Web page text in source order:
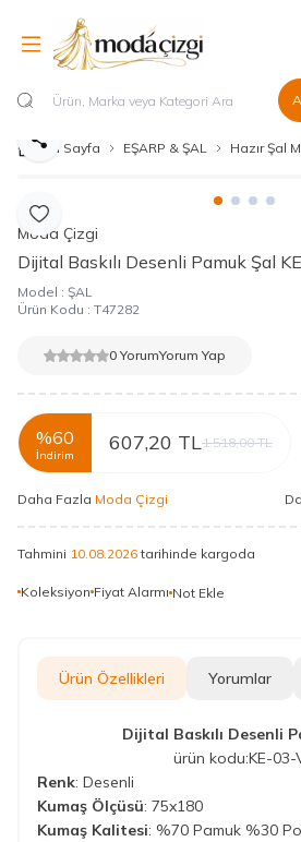
Ana Sayfa EŞARP & ŞAL Hazır Şal
Favoriye Ekle
Paylaş
Moda Çizgi
Dijital Baskılı Desenli Pamuk Şal
Model : ŞAL
Ürün Kodu : T47282
0 YorumYorum Yap
%60
İndirim
607,20 TL1.518,00TL
Daha Fazla Moda Çizgi
Tahmini 10.08.2026tarihinde kargoda
Koleksiyon Fiyat Alarmı Not Ekle
Ürün Özellikleri Yorumlar
Dijital Baskılı Desenli
ürün kodu:KE-03-
Renk: Desenli
Kumaş Ölçüsü: 75x180
Kumaş Kalitesi: %70 Pamuk %30